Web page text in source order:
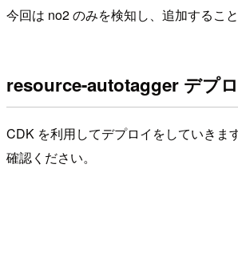
今回は no2 のみを検知し、追加するこ
resource-autotagger デプ
CDK を利用してデプロイをしていきま
確認ください。